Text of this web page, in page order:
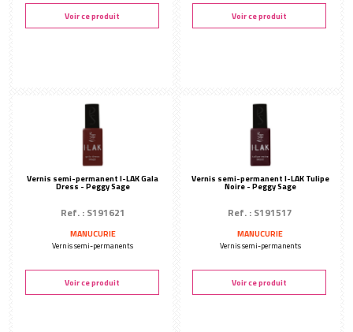
Voir ce produit Voir ce produit
Vernis semi-permanent I-LAK Gala
Dress - Peggy Sage
Ref. : S191621
MANUCURIE
Vernis semi-permanents
Voir ce produit
Vernis semi-permanent I-LAK Tulipe
Noire - Peggy Sage
Ref. : S191517
MANUCURIE
Vernis semi-permanents
Voir ce produit